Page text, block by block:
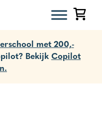
met 200,-
Bekijk Copilot